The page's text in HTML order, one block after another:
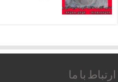
ارتباط با ما